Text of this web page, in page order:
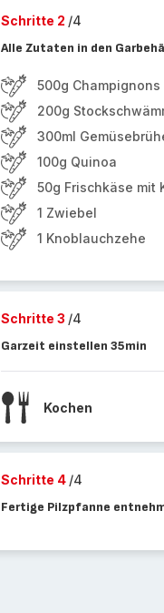
Schritte 2 /4
Alle Zutaten in den
500g Champignons
200g
300ml
100g Quinoa
50g Frischkäse mit
1 Zwiebel
1 Knoblauchzehe
Schritte 3 /4
Garzeit einstellen 35min
Kochen
Schritte 4 /4
Fertige Pilzpfanne